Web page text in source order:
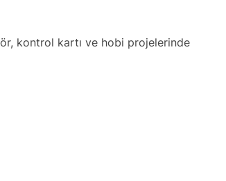
kontrol kartı ve hobi projelerinde